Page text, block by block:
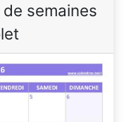
semaines